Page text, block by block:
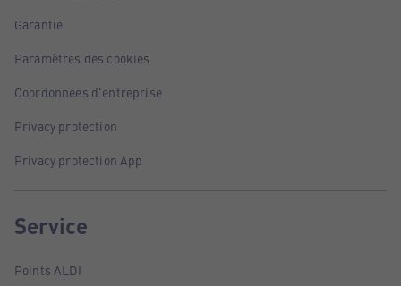
Garantie
Paramètres des cookies
Coordonnées d'entreprise
Privacy protection
Privacy protection App
Service
Points ALDI